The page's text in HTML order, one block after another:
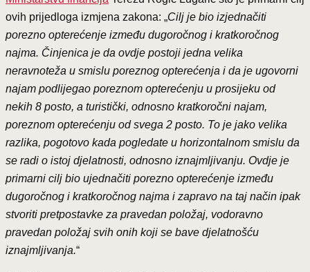
ovih prijedloga izmjena zakona: „Cilj je bio izjednačiti
porezno opterećenje između dugoročnog i kratkoročnog
najma. Činjenica je da ovdje postoji jedna velika
neravnoteža u smislu poreznog opterećenja i da je ugovorni
najam podlijegao poreznom opterećenju u prosijeku od
nekih 8 posto, a turistički, odnosno kratkoročni najam,
poreznom opterećenju od svega 2 posto. To je jako velika
razlika, pogotovo kada pogledate u horizontalnom smislu da
se radi o istoj djelatnosti, odnosno iznajmljivanju. Ovdje je
primarni cilj bio ujednačiti porezno opterećenje između
dugoročnog i kratkoročnog najma i zapravo na taj način ipak
stvoriti pretpostavke za pravedan položaj, vodoravno
pravedan položaj svih onih koji se bave djelatnošću
iznajmljivanja.“